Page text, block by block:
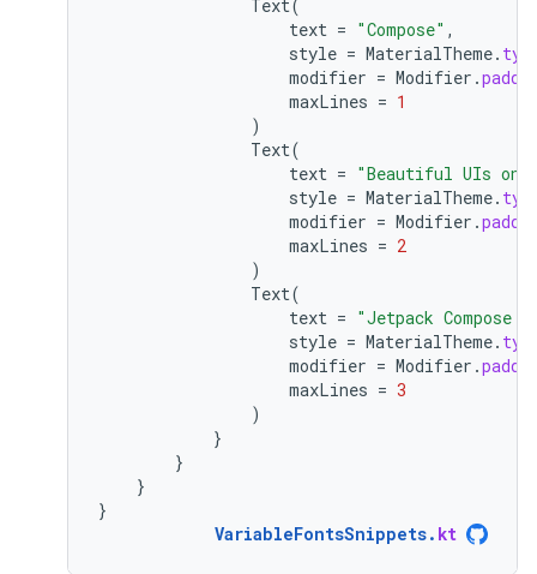
Text(
text = "Compose" ,
style = MaterialTheme.
modifier = Modifier .
maxLines = 1
)
Text(
text = "Beautiful UIs on
style = MaterialTheme.
modifier = Modifier .
maxLines = 2
)
Text(
text = "Jetpack
style = MaterialTheme.
modifier = Modifier .
maxLines = 3
)
}
}
}
}
VariableFontsSnippets. kt